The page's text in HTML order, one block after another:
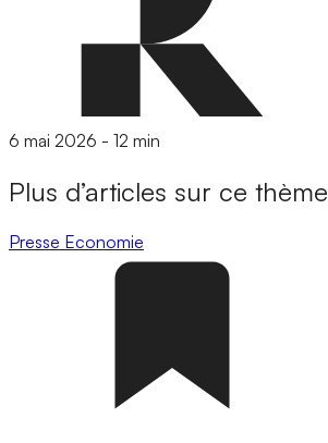
6 mai 2026 - 12 min
Plus d’articles sur ce thème
Presse Economie